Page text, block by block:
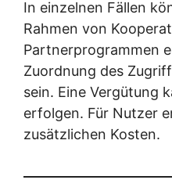
In einzelnen Fällen
Rahmen von
Partnerprogrammen
Zuordnung des
sein. Eine Vergütung
erfolgen. Für Nutzer
zusätzlichen Kosten.